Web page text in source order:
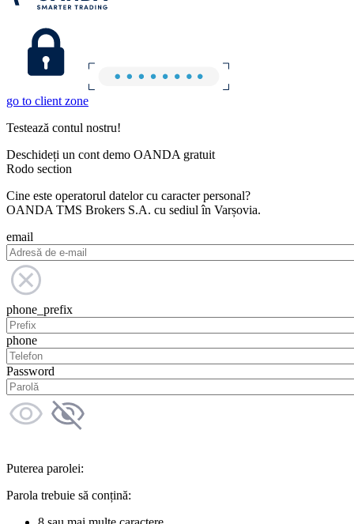
go to client zone
Testează contul nostru!
Deschideți un cont demo OANDA gratuit
Rodo section
Cine este operatorul datelor cu caracter personal?
OANDA TMS Brokers S.A. cu sediul în Varșovia.
email
phone_prefix
phone
Password
Puterea parolei:
Parola trebuie să conțină: